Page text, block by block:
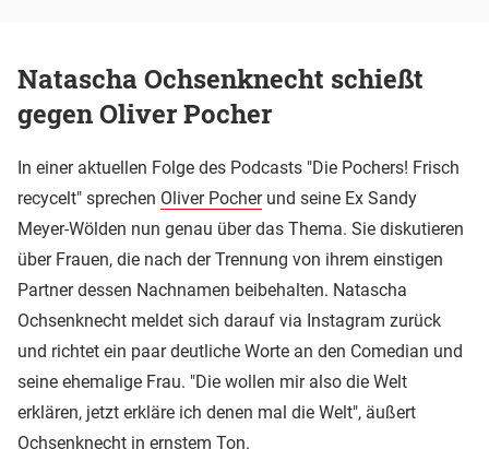
Natascha Ochsenknecht schießt
gegen Oliver Pocher
In einer aktuellen Folge des Podcasts "Die Pochers! Frisch
recycelt" sprechen Oliver Pocherund seine Ex Sandy
Meyer-Wölden nun genau über das Thema. Sie diskutieren
über Frauen, die nach der Trennung von ihrem einstigen
Partner dessen Nachnamen beibehalten. Natascha
Ochsenknecht meldet sich darauf via Instagram zurück
und richtet ein paar deutliche Worte an den Comedian und
seine ehemalige Frau. "Die wollen mir also die Welt
erklären, jetzt erkläre ich denen mal die Welt", äußert
Ochsenknecht in ernstem Ton.